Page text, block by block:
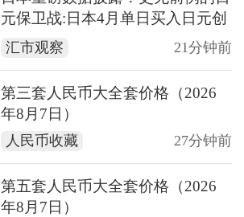
元保卫战:日本4月单日买入日元创
历史新高
汇市观察 21分钟前
第三套人民币大全套价格（2026
年8月7日）
人民币收藏 27分钟前
第五套人民币大全套价格（2026
年8月7日）